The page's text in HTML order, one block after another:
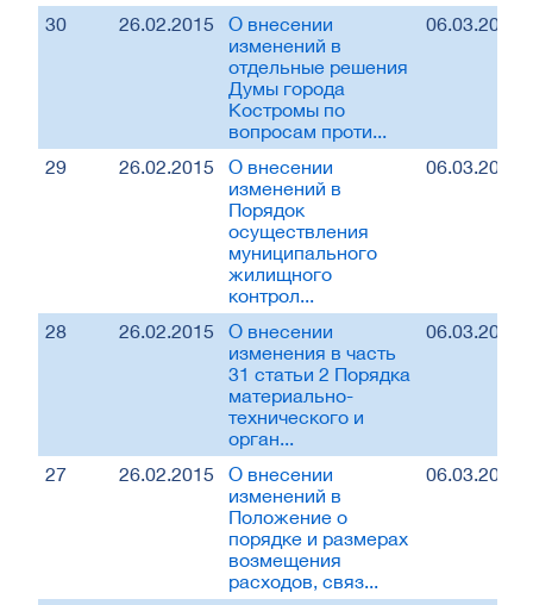
30 26.02.2015
О внесении
изменений в
отдельные решения
Думы города
Костромы по
вопросам проти...
06.03.2015
29 26.02.2015
О внесении
изменений в
Порядок
осуществления
муниципального
жилищного
контрол...
06.03.2015
28 26.02.2015
О внесении
изменения в часть
31 статьи 2 Порядка
материально-
технического и
орган...
06.03.2015
27 26.02.2015
О внесении
изменений в
Положение о
порядке и размерах
возмещения
расходов, связ...
06.03.2015